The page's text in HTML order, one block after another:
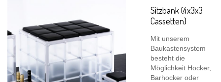
Sitzbank (4x3x3
Cassetten)
Mit unserem
Baukastensystem
besteht die
Möglichkeit Hocker,
Barhocker oder